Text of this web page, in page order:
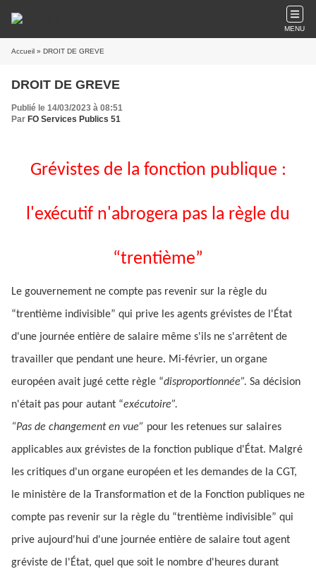
MENU
Accueil » DROIT DE GREVE
DROIT DE GREVE
Publié le 14/03/2023 à 08:51
Par FO Services Publics 51
Grévistes de la fonction publique :
l'exécutif n'abrogera pas la règle du
“trentième”
Le gouvernement ne compte pas revenir sur la règle du
“trentième indivisible” qui prive les agents grévistes de l'État
d'une journée entière de salaire même s'ils ne s'arrêtent de
travailler que pendant une heure. Mi-février, un organe
européen avait jugé cette règle “disproportionnée”. Sa décision
n'était pas pour autant “exécutoire”.
“Pas de changement en vue” pour les retenues sur salaires
applicables aux grévistes de la fonction publique d'État. Malgré
les critiques d'un organe européen et les demandes de la CGT,
le ministère de la Transformation et de la Fonction publiques ne
compte pas revenir sur la règle du “trentième indivisible” qui
prive aujourd'hui d'une journée entière de salaire tout agent
gréviste de l'État, quel que soit le nombre d'heures durant